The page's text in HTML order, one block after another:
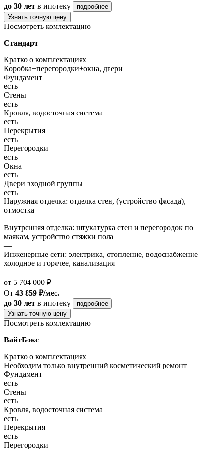
до 30 лет в ипотеку
подробнее
Узнать точную цену
Посмотреть комлектацию
Стандарт
Кратко о комплектациях
Коробка+перегородки+окна, двери
Фундамент
есть
Стены
есть
Кровля, водосточная система
есть
Перекрытия
есть
Перегородки
есть
Окна
есть
Двери входной группы
есть
Наружная отделка: отделка стен, (устройство фасада),
отмостка
—
Внутренняя отделка: штукатурка стен и перегородок по
маякам, устройство стяжки пола
—
Инженерные сети: электрика, отопление, водоснабжение
холодное и горячее, канализация
—
от 5 704 000 ₽
От 43 859 ₽/мес.
до 30 лет в ипотеку
подробнее
Узнать точную цену
Посмотреть комлектацию
ВайтБокс
Кратко о комплектациях
Необходим только внутренний косметический ремонт
Фундамент
есть
Стены
есть
Кровля, водосточная система
есть
Перекрытия
есть
Перегородки